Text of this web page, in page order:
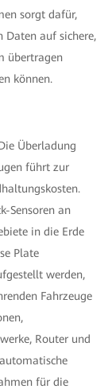
sorgt dafür,
Daten auf sichere,
übertragen
können.
Überladung
führt zur
Sensoren an
in die Erde
Plate
werden,
Fahrzeuge
Router und
für die